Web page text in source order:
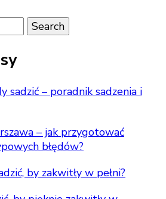
sadzić – poradnik sadzenia i
– jak przygotować
błędów?
by zakwitły w pełni?